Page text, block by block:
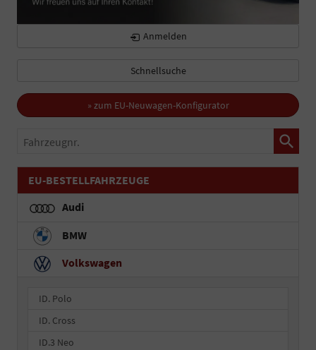
Anmelden
Schnellsuche
» zum EU-Neuwagen-Konfigurator
Fahrzeugnr.
EU-BESTELLFAHRZEUGE
Audi
BMW
Volkswagen
ID. Polo
ID. Cross
ID.3 Neo